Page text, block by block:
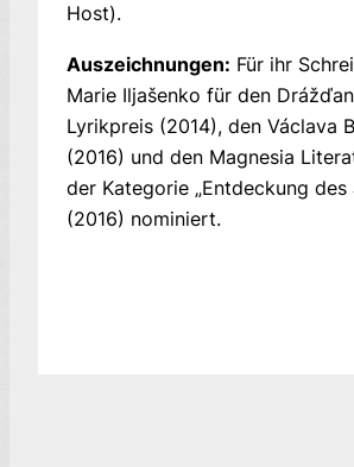
Host).
Auszeichnungen: Für ihr
Marie Iljašenko für den
Lyrikpreis (2014), den Václava
(2016) und den Magnesia
der Kategorie „Entdeckung des
(2016) nominiert.